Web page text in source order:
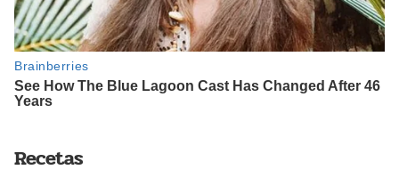
Recetas